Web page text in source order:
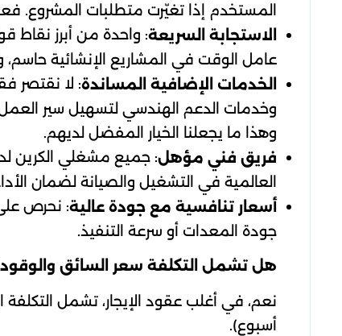
المستخدم إذا تغيّرت متطلبات المشروع.
الاستجابة السريعة: واحدة من أبرز نقاط
عامل الوقت في المشاريع الإنشائية حاسم،
الخدمات الإضافية المساندة: لا نقتصر
وخدمات الدعم الهندسي لتسهيل سير
وهذا ما يجعلنا الخيار المفضل لديهم.
فريق فني مؤهل: جميع مشغلي الكرين
العالمية في التشغيل والصيانة لضمان
أسعار تنافسية مع جودة عالية: نحرص على
جودة المعدات أو سرعة التنفيذ.
هل تشمل التكلفة سعر السائق
نعم، في أغلب عقود الإيجار، تشمل التكلفة
أسبوع).